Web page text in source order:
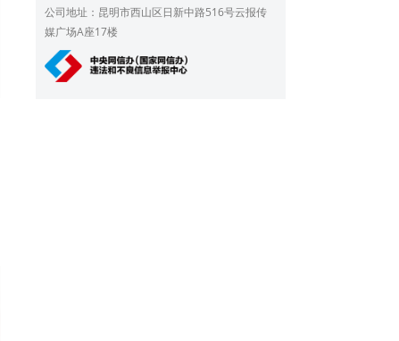
公司地址：昆明市西山区日新中路516号云报传
媒广场A座17楼